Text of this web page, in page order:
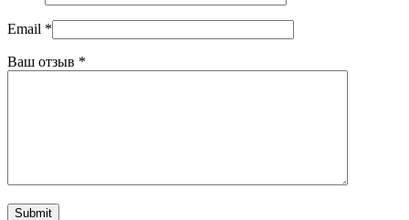
Email *
Ваш отзыв *